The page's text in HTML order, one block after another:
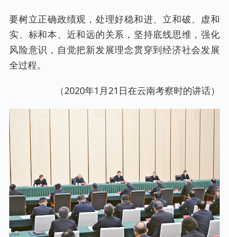
要树立正确政绩观，处理好稳和进、立和破、虚和
实、标和本、近和远的关系，坚持底线思维，强化
风险意识，自觉把新发展理念贯穿到经济社会发展
全过程。
（2020年1月21日在云南考察时的讲话）